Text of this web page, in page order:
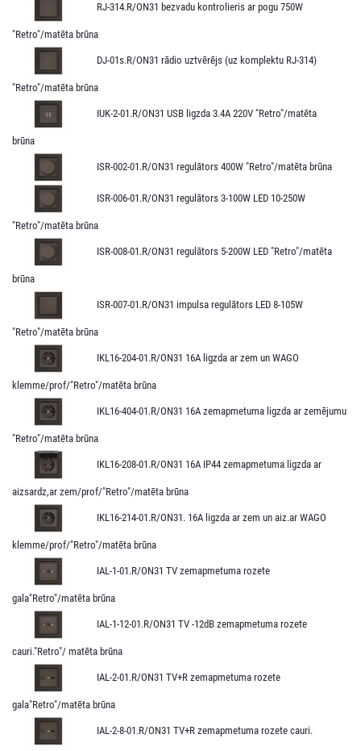
RJ-314.R/ON31 bezvadu kontrolieris ar pogu 750W
"Retro"/matēta brūna
DJ-01s.R/ON31 rādio uztvērējs (uz komplektu RJ-314)
"Retro"/matēta brūna
IUK-2-01.R/ON31 USB ligzda 3.4A 220V "Retro"/matēta
brūna
ISR-002-01.R/ON31 regulātors 400W "Retro"/matēta brūna
ISR-006-01.R/ON31 regulātors 3-100W LED 10-250W
"Retro"/matēta brūna
ISR-008-01.R/ON31 regulātors 5-200W LED "Retro"/matēta
brūna
ISR-007-01.R/ON31 impulsa regulātors LED 8-105W
"Retro"/matēta brūna
IKL16-204-01.R/ON31 16A ligzda ar zem un WAGO
klemme/prof/"Retro"/matēta brūna
IKL16-404-01.R/ON31 16A zemapmetuma ligzda ar zemējumu
"Retro"/matēta brūna
IKL16-208-01.R/ON31 16A IP44 zemapmetuma ligzda ar
aizsardz,ar zem/prof/"Retro"/matēta brūna
IKL16-214-01.R/ON31. 16A ligzda ar zem un aiz.ar WAGO
klemme/prof/"Retro"/matēta brūna
IAL-1-01.R/ON31 TV zemapmetuma rozete
gala"Retro"/matēta brūna
IAL-1-12-01.R/ON31 TV -12dB zemapmetuma rozete
cauri."Retro"/ matēta brūna
IAL-2-01.R/ON31 TV+R zemapmetuma rozete
gala"Retro"/matēta brūna
IAL-2-8-01.R/ON31 TV+R zemapmetuma rozete cauri.